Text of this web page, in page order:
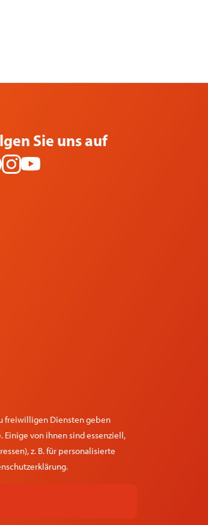
Sie uns auf
freiwilligen Diensten geben
von ihnen sind essenziell,
z. B. für personalisierte